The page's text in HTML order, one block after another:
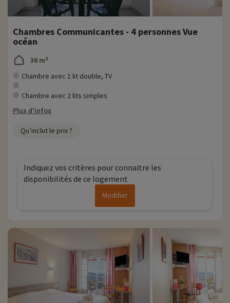
Chambres Communicantes - 4 personnes Vue
océan
30 m²
Chambre avec 1 lit double, TV
Chambre avec 2 lits simples
Plus d'infos
Qu’inclut le prix ?
Indiquez vos critères pour connaitre les
disponibilités de ce logement
Modifier